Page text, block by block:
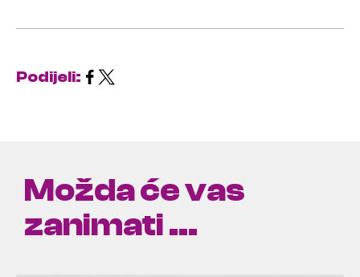
Podijeli:
Možda će vas
zanimati ...